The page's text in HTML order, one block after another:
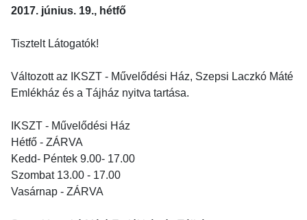
2017. június. 19., hétfő
Tisztelt Látogatók!
Változott az IKSZT - Művelődési Ház, Szepsi Laczkó Máté
Emlékház és a Tájház nyitva tartása.
IKSZT - Művelődési Ház
Hétfő - ZÁRVA
Kedd- Péntek 9.00- 17.00
Szombat 13.00 - 17.00
Vasárnap - ZÁRVA